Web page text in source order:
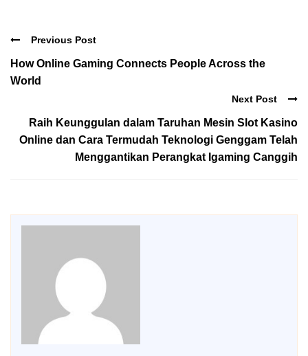
Previous Post
How Online Gaming Connects People Across the
World
Next Post
Raih Keunggulan dalam Taruhan Mesin Slot Kasino
Online dan Cara Termudah Teknologi Genggam Telah
Menggantikan Perangkat Igaming Canggih